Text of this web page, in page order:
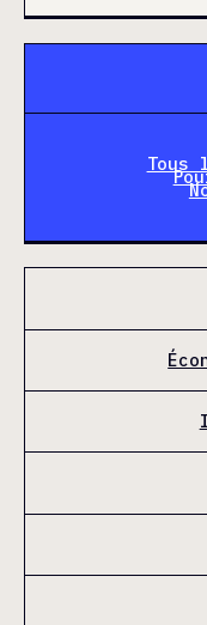
Tous